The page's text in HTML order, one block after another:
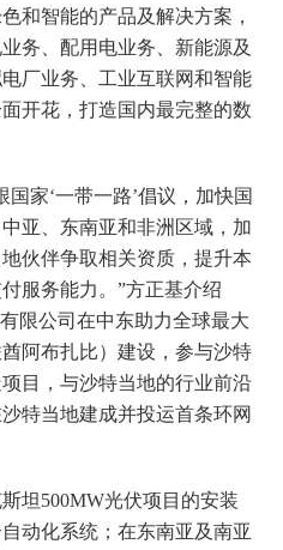
和智能的产品及解决方案，
务、配用电业务、新能源及
厂业务、工业互联网和智能
开花，打造国内最完整的数
家‘一带一路’倡议，加快国
亚、东南亚和非洲区域，加
伙伴争取相关资质，提升本
服务能力。”方正基介绍
限公司在中东助力全球最大
阿布扎比）建设，参与沙特
目，与沙特当地的行业前沿
特当地建成并投运首条环网
500MW光伏项目的安装
动化系统；在东南亚及南亚